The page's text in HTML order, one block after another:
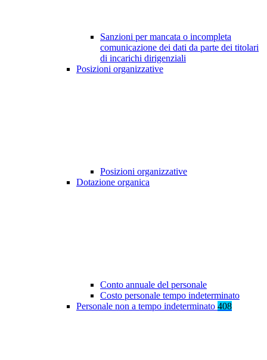
Sanzioni per mancata o incompleta
comunicazione dei dati da parte dei titolari
di incarichi dirigenziali
Posizioni organizzative
Posizioni organizzative
Dotazione organica
Conto annuale del personale
Costo personale tempo indeterminato
Personale non a tempo indeterminato 408